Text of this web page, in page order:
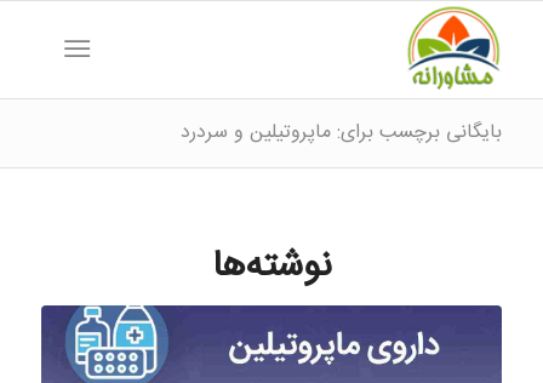
بایگانی برچسب برای: ماپروتیلین و سردرد
نوشته‌ها